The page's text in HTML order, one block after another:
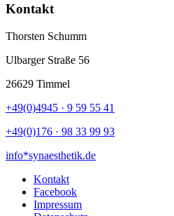
Kontakt
Thorsten Schumm
Ulbarger Straße 56
26629 Timmel
+49(0)4945 · 9 59 55 41
+49(0)176 · 98 33 99 93
info*synaesthetik.de
Kontakt
Facebook
Impressum